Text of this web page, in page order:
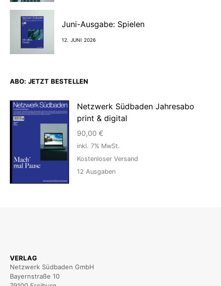
Juni-Ausgabe: Spielen
12. JUNI 2026
ABO: JETZT BESTELLEN
Netzwerk Südbaden Jahresabo
print & digital
90,00 €
inkl. 7% MwSt.
Kostenloser Versand
12 Ausgaben
VERLAG
Netzwerk Südbaden GmbH
Bayernstraße 10